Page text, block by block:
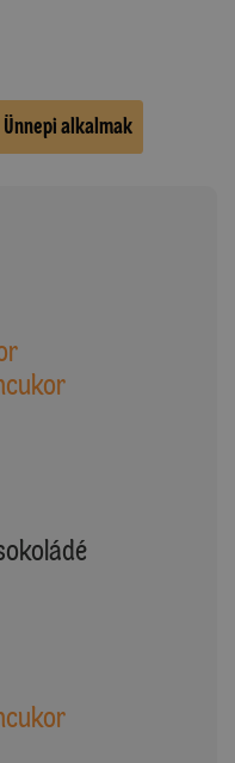
Ünnepi alkalmak